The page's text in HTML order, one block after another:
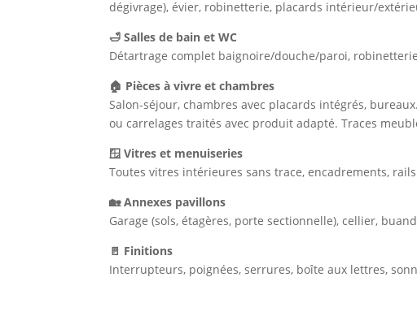
dégivrage), évier, robinetterie, placards intérieur/
🛁 Salles de bain et WC
Détartrage complet baignoire/douche/paroi,
🏠 Pièces à vivre et chambres
Salon-séjour, chambres avec placards intégrés,
ou carrelages traités avec produit adapté. Traces
🪟 Vitres et menuiseries
Toutes vitres intérieures sans trace, encadrements,
🏡 Annexes pavillons
Garage (sols, étagères, porte sectionnelle), cellier,
🚪 Finitions
Interrupteurs, poignées, serrures, boîte aux lettres,